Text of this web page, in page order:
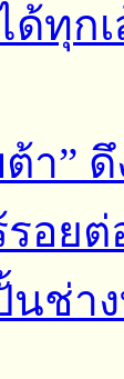
ด้ทุก
า”
อยต่
นช่า